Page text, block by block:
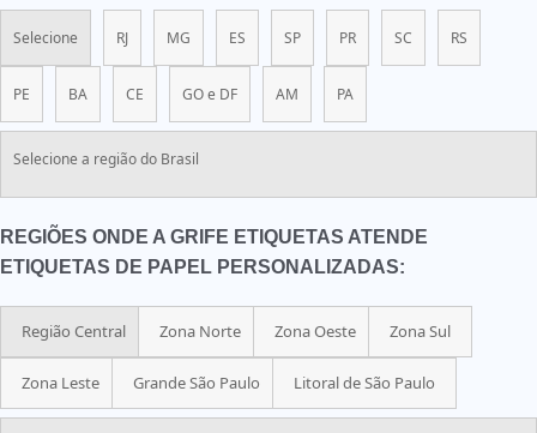
Selecione RJ MG ES SP PR SC RS
PE BA CE GO e DF AM PA
Selecione a região do Brasil
REGIÕES ONDE A GRIFE ETIQUETAS ATENDE
ETIQUETAS DE PAPEL PERSONALIZADAS:
Região Central Zona Norte Zona Oeste Zona Sul
Zona Leste Grande São Paulo Litoral de São Paulo